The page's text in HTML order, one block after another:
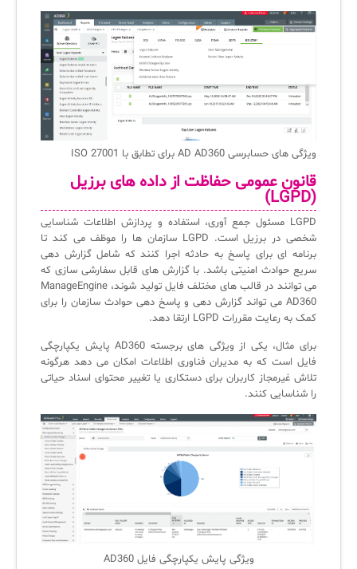
ویژگی های حسابرسی AD AD360 برای تطابق با ISO 27001
قانون عمومی حفاظت از داده های برزیل
(LGPD)
LGPD مسئول جمع آوری، استفاده و پردازش اطلاعات شناسایی
شخصی در برزیل است. LGPD سازمان ها را موظف می کند تا
برنامه ای برای پاسخ به حادثه اجرا کنند که شامل گزارش دهی
سریع حوادث امنیتی باشد. با گزارش های قابل سفارشی سازی که
می توانند در قالب های مختلف فایل تولید شوند، ManageEngine
AD360 می تواند گزارش دهی و پاسخ دهی حوادث سازمان را برای
کمک به رعایت مقررات LGPD ارتقا دهد.
برای مثال، یکی از ویژگی های برجسته AD360 پایش یکپارچگی
فایل است که به مدیران فناوری اطلاعات امکان می دهد هرگونه
تلاش غیرمجاز کاربران برای دستکاری یا تغییر محتوای اسناد حیاتی
را شناسایی کنند.
ویژگی پایش یکپارچگی فایل AD360